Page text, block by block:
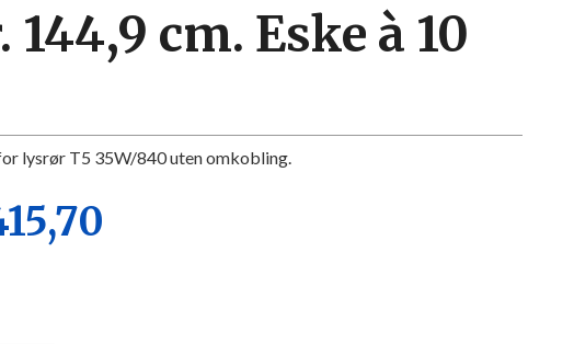
cm. Eske à 10
lysrør T5 35W/840 uten omkobling.